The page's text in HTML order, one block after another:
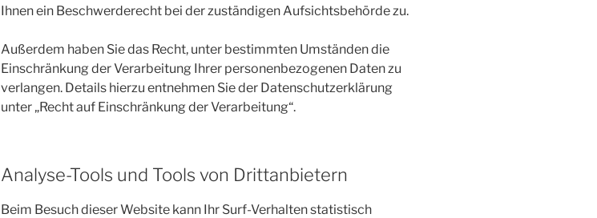
Ihnen ein Beschwerderecht bei der zuständigen Aufsichtsbehörde zu.
Außerdem haben Sie das Recht, unter bestimmten Umständen die
Einschränkung der Verarbeitung Ihrer personenbezogenen Daten zu
verlangen. Details hierzu entnehmen Sie der Datenschutzerklärung
unter „Recht auf Einschränkung der Verarbeitung“.
Analyse-Tools und Tools von Drittanbietern
Beim Besuch dieser Website kann Ihr Surf-Verhalten statistisch